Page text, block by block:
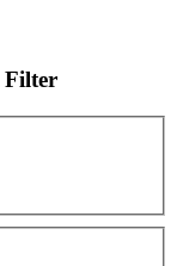
Filter